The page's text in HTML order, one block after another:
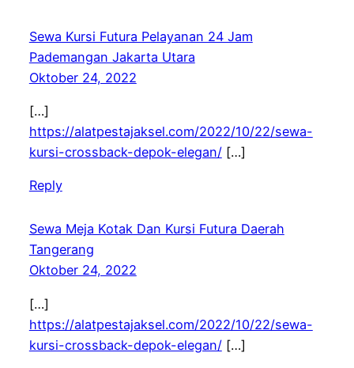
Sewa Kursi Futura Pelayanan 24 Jam
Pademangan Jakarta Utara
Oktober 24, 2022
[…]
https://alatpestajaksel.com/2022/10/22/sewa-
kursi-crossback-depok-elegan/[…]
Reply
Sewa Meja Kotak Dan Kursi Futura Daerah
Tangerang
Oktober 24, 2022
[…]
https://alatpestajaksel.com/2022/10/22/sewa-
kursi-crossback-depok-elegan/[…]